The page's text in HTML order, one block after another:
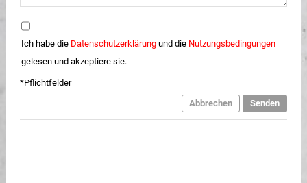
Ich habe die Datenschutzerklärungund die Nutzungsbedingungen
gelesen und akzeptiere sie.
*Pflichtfelder
Abbrechen Senden